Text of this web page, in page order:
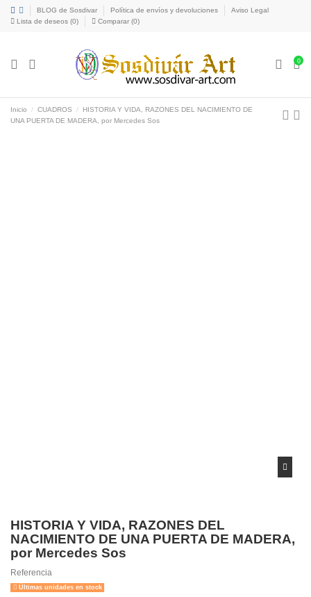
BLOG de Sosdivar Política de envíos y devoluciones
Aviso Legal
Lista de deseos (0) Comparar (0)
0
Inicio CUADROS
HISTORIA Y VIDA, RAZONES DEL NACIMIENTO DE
UNA PUERTA DE MADERA, por Mercedes Sos
HISTORIA Y VIDA, RAZONES DEL
NACIMIENTO DE UNA PUERTA DE MADERA,
por Mercedes Sos
Referencia
Últimas unidades en stock